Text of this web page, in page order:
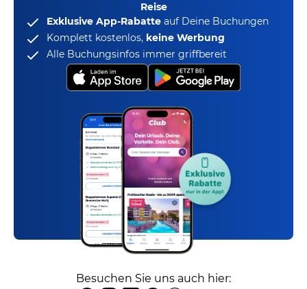
Reise
Exklusive App-Rabatte auf Deine Buchungen
Komplett kostenlos, keine Werbung
Alle Buchungsinfos immer griffbereit
Besuchen Sie uns auch hier: